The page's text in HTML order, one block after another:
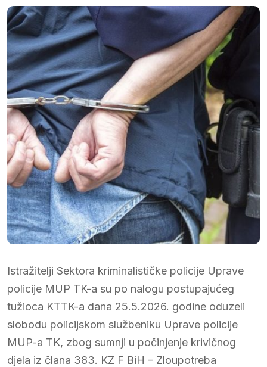
Istražitelji Sektora kriminalističke policije Uprave
policije MUP TK-a su po nalogu postupajućeg
tužioca KTTK-a dana 25.5.2026. godine oduzeli
slobodu policijskom službeniku Uprave policije
MUP-a TK, zbog sumnji u počinjenje krivičnog
djela iz člana 383. KZ F BiH – Zloupotreba